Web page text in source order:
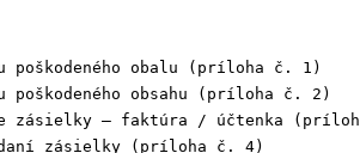
poškodeného obalu (príloha č. 1)
poškodeného obsahu (príloha č. 2)
zásielky — faktúra / účtenka
zásielky (príloha č. 4)